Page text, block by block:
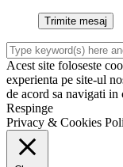
Acest site foloseste
experienta pe site-ul
de acord sa navigati in
Respinge
Privacy & Cookies